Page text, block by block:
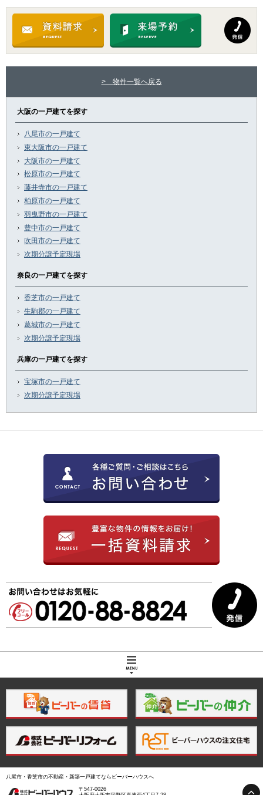
> 物件一覧へ戻る
大阪の一戸建てを探す
八尾市の一戸建て
東大阪市の一戸建て
大阪市の一戸建て
松原市の一戸建て
藤井寺市の一戸建て
柏原市の一戸建て
羽曳野市の一戸建て
豊中市の一戸建て
吹田市の一戸建て
次期分譲予定現場
奈良の一戸建てを探す
香芝市の一戸建て
生駒郡の一戸建て
葛城市の一戸建て
次期分譲予定現場
兵庫の一戸建てを探す
宝塚市の一戸建て
次期分譲予定現場
トップページ
大阪の一戸建てを探す
八尾市の一戸建て
藤井寺市の一戸建て
八尾市・香芝市の不動産・新築一戸建てならビーバーハウスへ
〒547-0026